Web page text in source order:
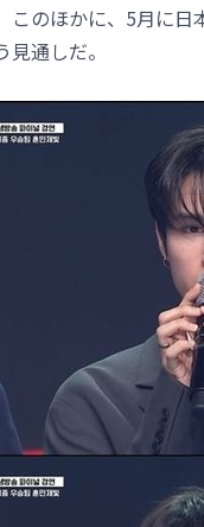
のほかに、5月に日
通しだ。